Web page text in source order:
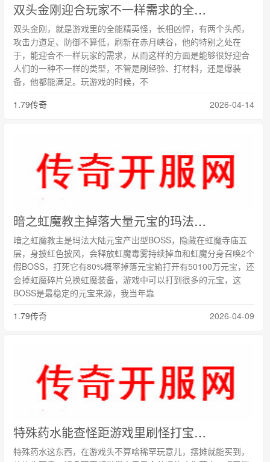
双头金刚迎合玩家不一样需求的全能精英怪
双头金刚，就是游戏里的全能精英怪，长相凶悍，有两个头颅，
攻击力道足、防御不算低，刷新在赤月峡谷，他的特别之处在
于，能迎合不一样玩家的需求，从而这样的方面是能够很好迎合
人们的一种不一样的类型，不管是刷经验、打材料，还是爆装
备，他都能满足。玩游戏的时候，不
1.79传奇
2026-04-14
暗之虹魔教主掉落大量元宝的玛法BOSS故事
暗之虹魔教主是玛法大陆元宝产出型BOSS，隐藏在虹魔寺庙五
层，身披红色披风，会释放虹魔毒雾持续掉血和虹魔分身召唤2个
假BOSS，打死它有80%概率掉落元宝箱打开有50100万元宝，还
会掉虹魔碎片兑换虹魔装备，游戏中可以打到很多的元宝，这
BOSS是最稳定的元宝来源，我当年靠
1.79传奇
2026-04-09
特殊药水能查怪距游戏里刷怪打宝更省心
特殊药水这东西，在游戏头不算啥稀罕玩意儿，摆摊就能买到，